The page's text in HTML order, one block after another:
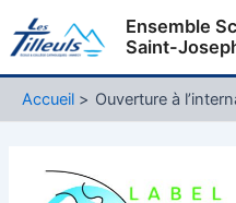
au
Ensemble
Saint-
Accueil Ouverture à